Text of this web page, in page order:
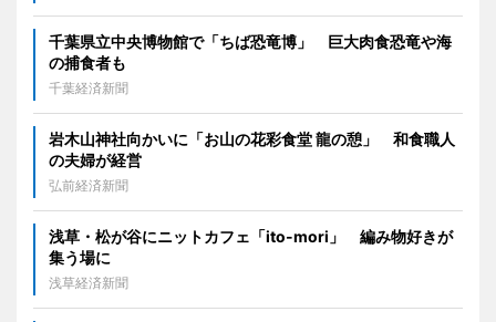
千葉県立中央博物館で「ちば恐竜博」 巨大肉食恐竜や海
の捕食者も
千葉経済新聞
岩木山神社向かいに「お山の花彩食堂 龍の憩」 和食職人
の夫婦が経営
弘前経済新聞
浅草・松が谷にニットカフェ「ito-mori」 編み物好きが
集う場に
浅草経済新聞